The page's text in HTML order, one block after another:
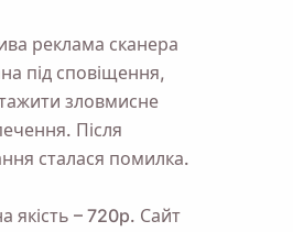
реклама сканера
під сповіщення,
зловмисне
Після
сталася помилка.
якість – 720p. Сайт